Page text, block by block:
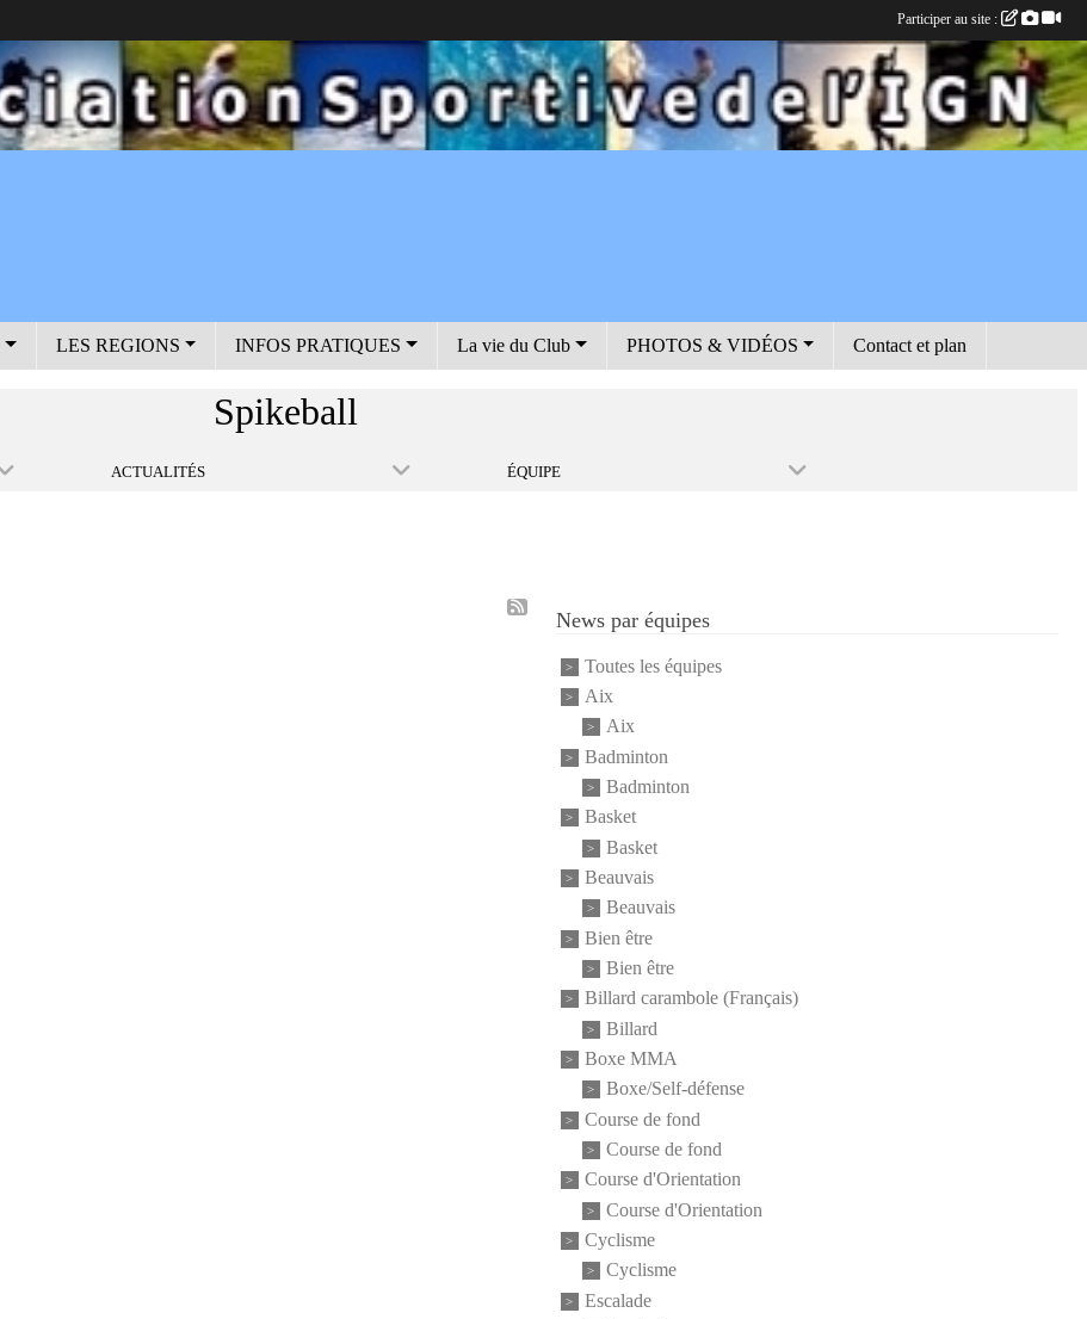
LES REGIONS INFOS PRATIQUES La vie du Club PHOTOS & VIDÉOS Contact et plan
Spikeball
ACTUALITÉS ÉQUIPE
News par équipes
Toutes les équipes
Aix
Aix
Badminton
Badminton
Basket
Basket
Beauvais
Beauvais
Bien être
Bien être
Billard carambole (Français)
Billard
Boxe MMA
Boxe/Self-défense
Course de fond
Course de fond
Course d'Orientation
Course d'Orientation
Cyclisme
Cyclisme
Escalade
Participer au site :